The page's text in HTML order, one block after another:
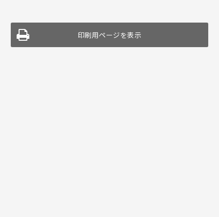
印刷用ページを表示